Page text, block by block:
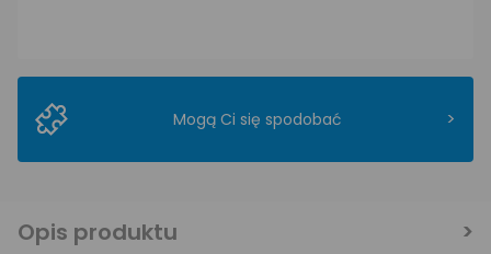
Mogą Ci się spodobać >
Opis produktu